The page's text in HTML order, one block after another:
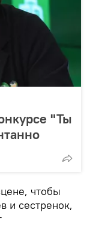
"Ты
чтобы
и сестренок,